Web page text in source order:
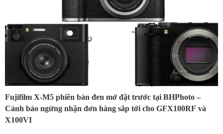
Fujifilm X-M5 phiên bản đen mở đặt trước tại BHPhoto –
Cảnh báo ngừng nhận đơn hàng sắp tới cho GFX100RF và
X100VI